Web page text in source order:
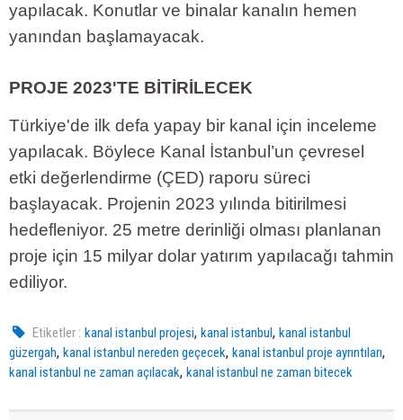
yapılacak. Konutlar ve binalar kanalın hemen
yanından başlamayacak.
PROJE 2023'TE BİTİRİLECEK
Türkiye'de ilk defa yapay bir kanal için inceleme
yapılacak. Böylece Kanal İstanbul’un çevresel
etki değerlendirme (ÇED) raporu süreci
başlayacak. Projenin 2023 yılında bitirilmesi
hedefleniyor. 25 metre derinliği olması planlanan
proje için 15 milyar dolar yatırım yapılacağı tahmin
ediliyor.
Etiketler : kanal istanbul projesi,kanal istanbul,kanal istanbul
güzergah, kanal istanbul nereden geçecek, kanal istanbul proje ayrıntıları,
kanal istanbul ne zaman açılacak, kanal istanbul ne zaman bitecek